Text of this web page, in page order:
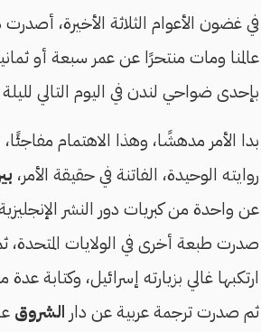
في غضون الأعوام الثلاثة الأخيرة،
عالمنا ومات منتحرًا عن عمر سبعة أو
بإحدى ضواحي لندن في اليوم التالي لليلة عيد
بدا الأمر مدهشًا، وهذا الاهتمام
روايته الوحيدة، الفاتنة في حقيقة الأمر،
عن واحدة من كبريات دور النشر
صدرت طبعة أخرى في الولايات المتحدة،
ثم صدرت ترجمة عربية عن دار الشروق